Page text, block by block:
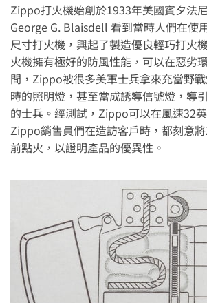
Zippo打火機始創於1933年美國賓夕法
George G. Blaisdell 看到當時人們在使
尺寸打火機，興起了製造優良輕巧打火
火機擁有極好的防風性能，可以在惡劣
間，Zippo被很多美軍士兵拿來充當野
時的照明燈，甚至當成誘導信號燈，導
的士兵。經測試，Zippo可以在風速32
Zippo銷售員們在造訪客戶時，都刻意
前點火，以證明產品的優異性。